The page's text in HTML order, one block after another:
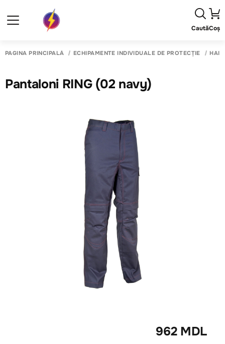
CautăCoș
PAGINA PRINCIPALĂ ECHIPAMENTE INDIVIDUALE DE PROTECȚIE
Pantaloni RING (02 navy)
962 MDL